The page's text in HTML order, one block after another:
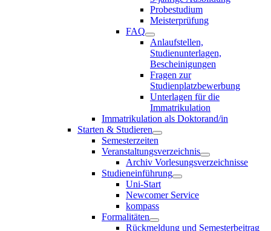
Probestudium
Meisterprüfung
FAQ
Anlaufstellen,
Studienunterlagen,
Bescheinigungen
Fragen zur
Studienplatzbewerbung
Unterlagen für die
Immatrikulation
Immatrikulation als Doktorand/in
Starten & Studieren
Semesterzeiten
Veranstaltungsverzeichnis
Archiv Vorlesungsverzeichnisse
Studieneinführung
Uni-Start
Newcomer Service
kompass
Formalitäten
Rückmeldung und Semesterbeitrag